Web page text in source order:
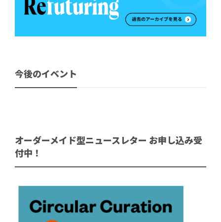
今後のイベント
オーダーメイド型ニュースレター お申し込み受
付中！